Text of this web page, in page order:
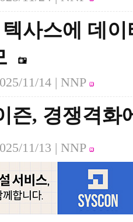
텍사스에 데
11/14 | NNP
즌, 경쟁격화
11/13 | NNP